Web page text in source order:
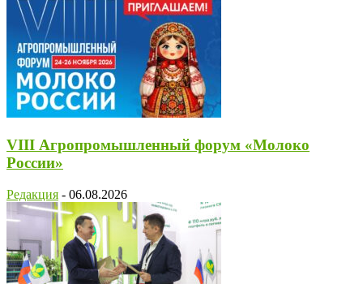
VIII Агропромышленный форум «Молоко
России»
Редакция - 06.08.2026